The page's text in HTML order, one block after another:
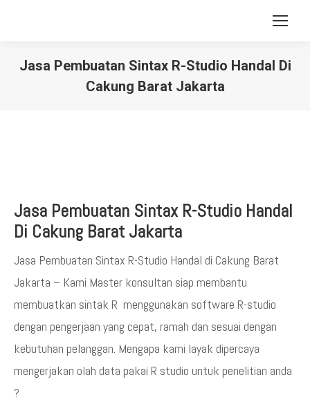
Jasa Pembuatan Sintax R-Studio Handal Di
Cakung Barat Jakarta
Jasa Pembuatan Sintax R-Studio Handal
Di Cakung Barat Jakarta
Jasa Pembuatan Sintax R-Studio Handal di Cakung Barat
Jakarta – Kami Master konsultan siap membantu
membuatkan sintak R menggunakan software R-studio
dengan pengerjaan yang cepat, ramah dan sesuai dengan
kebutuhan pelanggan. Mengapa kami layak dipercaya
mengerjakan olah data pakai R studio untuk penelitian anda
?